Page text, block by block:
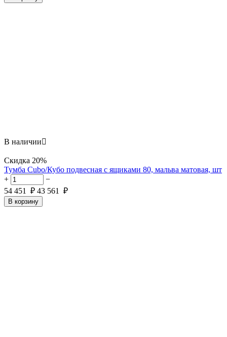
В наличии
Скидка 20%
Тумба Cubo/Кубо подвесная с ящиками 80, мальва матовая, шт
+
−
54 451
₽ 43 561 ₽
В корзину